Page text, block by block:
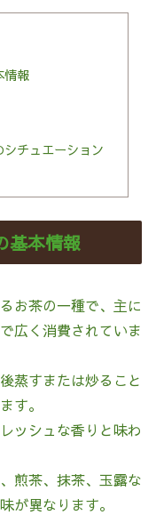
情報
シチュエーション
基本情報
お茶の一種で、主に
広く消費されていま
蒸すまたは炒ること
す。
ッシュな香りと味わ
煎茶、抹茶、玉露な
が異なります。